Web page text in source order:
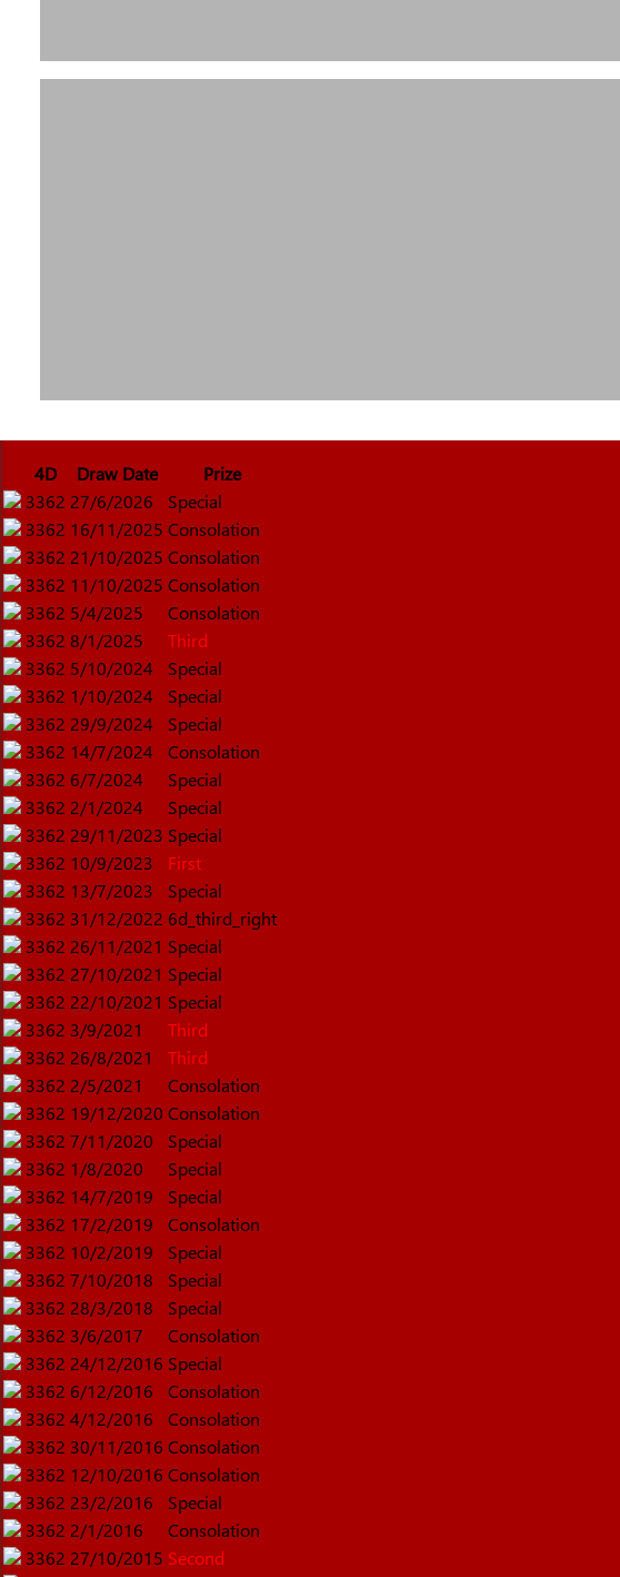
4D Draw Date
Prize
3362 27/6/2026
Special
3362 16/11/2025 Consolation
3362 21/10/2025 Consolation
3362 11/10/2025 Consolation
3362 5/4/2025
Consolation
3362 8/1/2025
Third
3362 5/10/2024
Special
3362 1/10/2024
Special
3362 29/9/2024
Special
3362 14/7/2024
Consolation
3362 6/7/2024
Special
3362 2/1/2024
Special
3362 29/11/2023 Special
3362 10/9/2023
First
3362 13/7/2023
Special
3362 31/12/2022 6d_third_right
3362 26/11/2021 Special
3362 27/10/2021 Special
3362 22/10/2021 Special
3362 3/9/2021
Third
3362 26/8/2021
Third
3362 2/5/2021
Consolation
3362 19/12/2020 Consolation
3362 7/11/2020
Special
3362 1/8/2020
Special
3362 14/7/2019
Special
3362 17/2/2019
Consolation
3362 10/2/2019
Special
3362 7/10/2018
Special
3362 28/3/2018
Special
3362 3/6/2017
Consolation
3362 24/12/2016 Special
3362 6/12/2016
Consolation
3362 4/12/2016
Consolation
3362 30/11/2016 Consolation
3362 12/10/2016 Consolation
3362 23/2/2016
Special
3362 2/1/2016
Consolation
3362 27/10/2015 Second